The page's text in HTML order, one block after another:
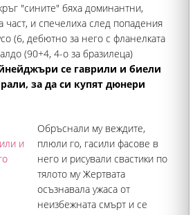
"сините" бяха доминантни,
част, и спечелиха след попадения
(6, дебютно за него с фланелката
(90+4, 4-о за бразилеца)
се гаврили и биели
за да си купят дюнери
Обръснали му веждите,
плюли го, гасили фасове в
него и рисували свастики по
тялото му Жертвата
осъзнавала ужаса от
неизбежната смърт и се